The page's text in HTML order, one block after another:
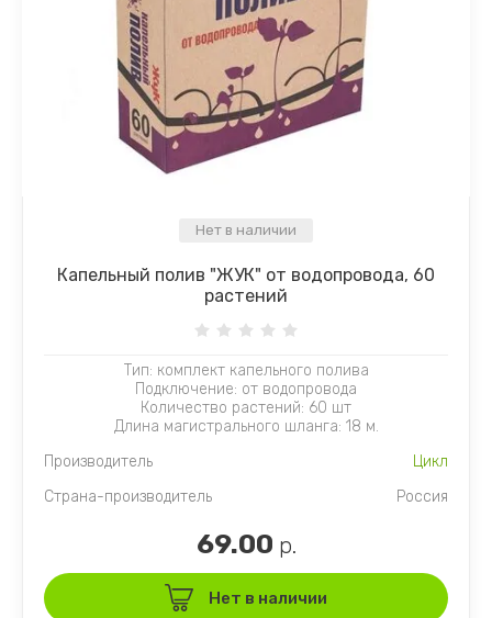
Нет в наличии
Капельный полив "ЖУК" от водопровода, 60
растений
Тип: комплект капельного полива
Подключение: от водопровода
Количество растений: 60 шт
Длина магистрального шланга: 18 м.
Производитель
Цикл
Страна-производитель
Россия
69.00 р.
Нет в наличии